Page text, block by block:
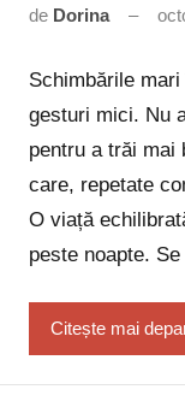
de Dorina
Schimbările
gesturi mici. Nu
pentru a trăi mai
care, repetate
O viață
peste noapte.
Citește mai